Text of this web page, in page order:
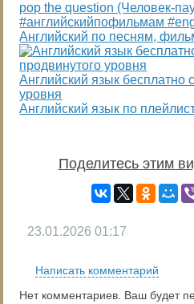
pop the question (Человек-
#английскийпофильмам
Английский по песням,
Английский язык бесплатно
уровня
Английский язык по
Поделитесь этим
23.01.2026 01:17
Написать комментарий
Нет комментариев. Ваш будет